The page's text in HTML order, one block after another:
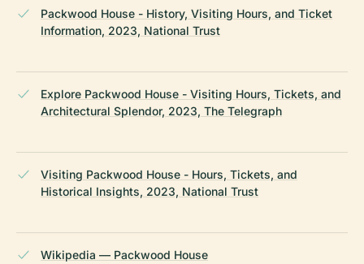
Packwood House - History, Visiting Hours, and Ticket
Information, 2023, National Trust
Explore Packwood House - Visiting Hours, Tickets, and
Architectural Splendor, 2023, The Telegraph
Visiting Packwood House - Hours, Tickets, and
Historical Insights, 2023, National Trust
Wikipedia — Packwood House